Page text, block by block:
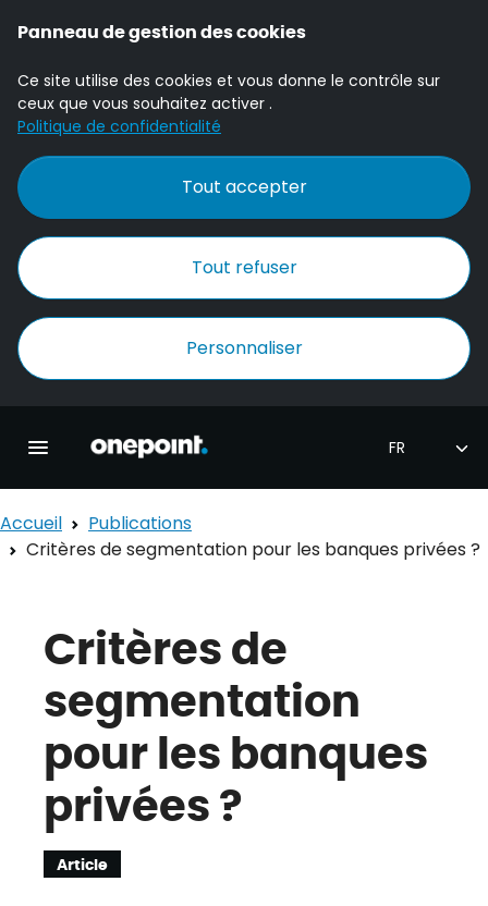
Panneau de gestion des cookies
Ce site utilise des cookies et vous donne le contrôle sur
ceux que vous souhaitez activer .
Politique de confidentialité
Tout accepter
Tout refuser
Personnaliser
Accueil Onepoint
Accueil
Publications
Critères de segmentation pour les banques privées ?
Critères de
segmentation
pour les banques
privées ?
Article